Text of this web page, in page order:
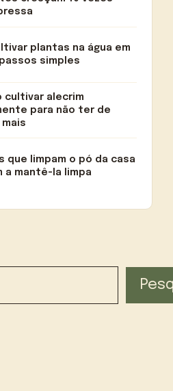
plantas na água em
simples
cultivar alecrim
para não ter de
que limpam o pó da casa
a mantê-la limpa